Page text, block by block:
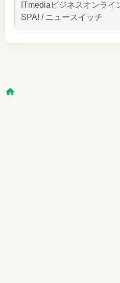
ITmediaビジネスオンライ
SPA! / ニュースイッチ